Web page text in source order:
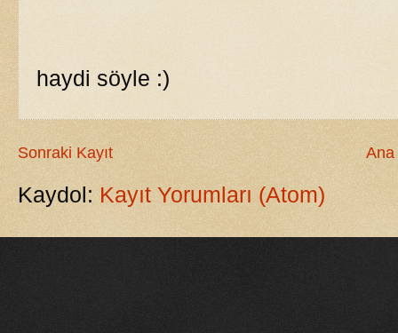
haydi söyle :)
Sonraki Kayıt Ana
Kaydol: Kayıt Yorumları (Atom)